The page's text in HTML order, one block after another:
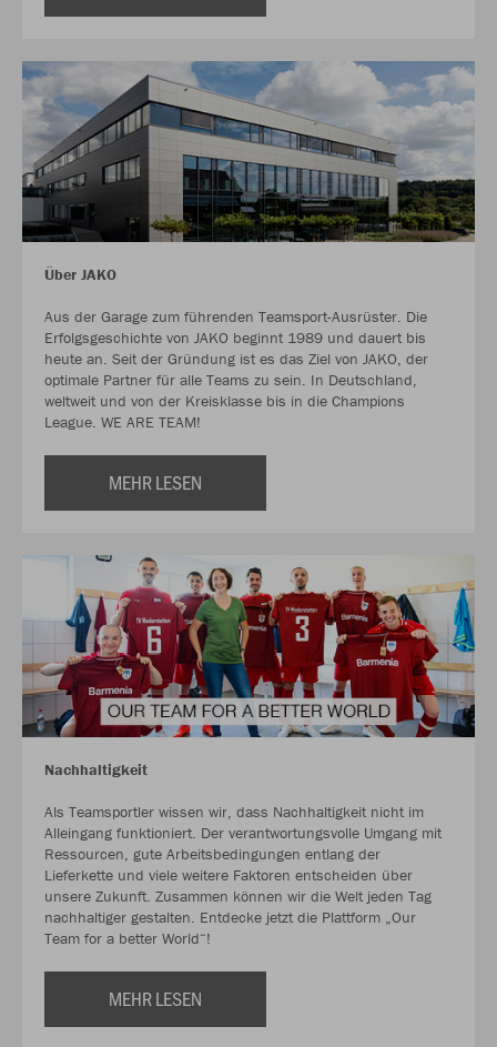
Über JAKO
Aus der Garage zum führenden Teamsport-Ausrüster. Die
Erfolgsgeschichte von JAKO beginnt 1989 und dauert bis
heute an. Seit der Gründung ist es das Ziel von JAKO, der
optimale Partner für alle Teams zu sein. In Deutschland,
weltweit und von der Kreisklasse bis in die Champions
League. WE ARE TEAM!
MEHR LESEN
Nachhaltigkeit
Als Teamsportler wissen wir, dass Nachhaltigkeit nicht im
Alleingang funktioniert. Der verantwortungsvolle Umgang mit
Ressourcen, gute Arbeitsbedingungen entlang der
Lieferkette und viele weitere Faktoren entscheiden über
unsere Zukunft. Zusammen können wir die Welt jeden Tag
nachhaltiger gestalten. Entdecke jetzt die Plattform „Our
Team for a better World“!
MEHR LESEN